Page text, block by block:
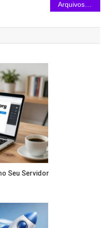
Seu Servidor